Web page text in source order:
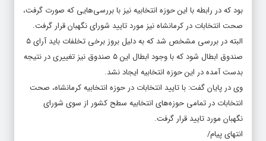
بود که در رابطه با این حوزه انتخابیه نیز با بررسی‌هایی که صورت گرفت،
صحت انتخابات در کرمانشاه نیز مورد تایید شورای نگهبان قرار گرفت.
البته در بررسی مشخص شد که به دلیل بروز برخی تخلفات باید آرای ۵
صندوق ابطال شود که با وجود ابطال این ۵ صندوق نیز تغییری در نتیجه
بدست آمده در این حوزه انتخابیه ایجاد نشد.
وی در پایان گفت:‌ با تایید انتخابات در حوزه انتخابیه کرمانشاه، صحت
انتخابات در تمامی حوزه‌های انتخابیه سطح کشور از سوی شورای
نگهبان مورد تایید قرار گرفت.
انتهای پیام/